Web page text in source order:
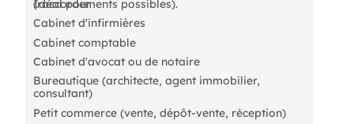
(raccordements possibles).
Idéal pour
Cabinet d'infirmières
Cabinet comptable
Cabinet d'avocat ou de notaire
Bureautique (architecte, agent immobilier,
consultant)
Petit commerce (vente, dépôt-vente, réception)